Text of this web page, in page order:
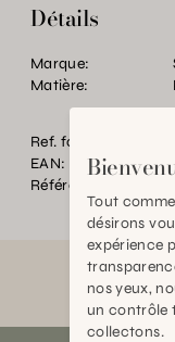
Détails
Marque:
Matière:
Ref. fournisseur:
EAN:
Référence:
Tout
désirons
expérience
nos yeux,
un contrôle
collectons.